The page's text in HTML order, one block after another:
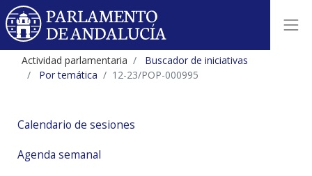
Actividad parlamentaria
Buscador de iniciativas
Por temática
12-23/POP-000995
Calendario de sesiones
Agenda semanal